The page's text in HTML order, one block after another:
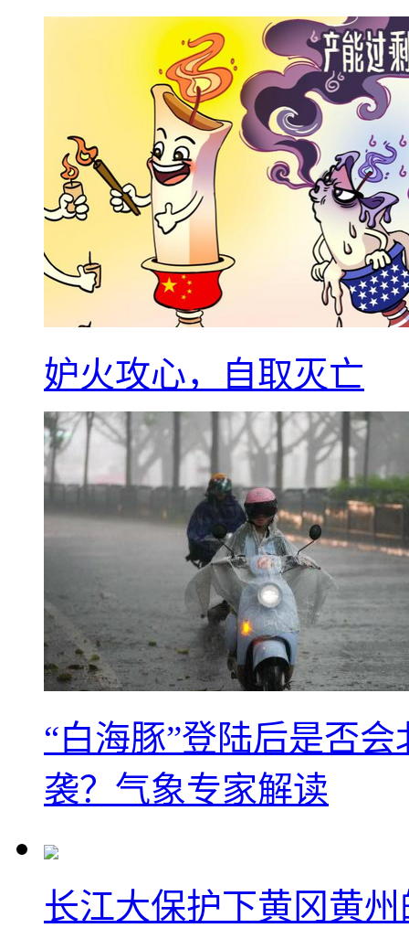
妒火攻心，自取灭亡
“白海豚”登陆后是否
袭？气象专家解读
长江大保护下黄冈黄